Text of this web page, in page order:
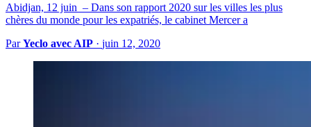
Abidjan, 12 juin – Dans son rapport 2020 sur les villes les plus
chères du monde pour les expatriés, le cabinet Mercer a
ParYeclo avec AIP · juin 12, 2020